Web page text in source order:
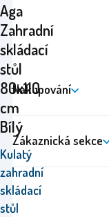
Aga
Zahradní
skládací
stůl
80x110
cm
Bílý
Kulatý
zahradní
skládací
stůl
Nakupování
Zákaznická sekce